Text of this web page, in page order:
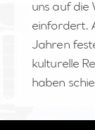
uns auf die
einfordert.
Jahren
kulturelle
haben